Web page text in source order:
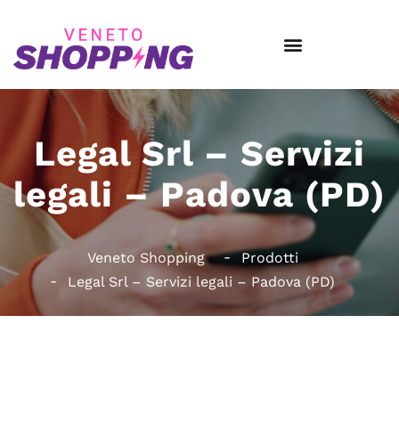
Legal Srl – Servizi
legali – Padova (PD)
Veneto Shopping
Prodotti
Legal Srl – Servizi legali – Padova (PD)